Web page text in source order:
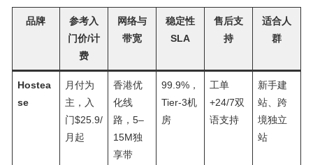
品牌
参考入
门价/计
费
网络与
带宽
稳定性
SLA
售后支
持
适合人
群
Hostea
se
月付为
主，入
门$25.9/
月起
香港优
化线
路，5–
15M独
享带
99.9%，
Tier-3机
房
工单
+24/7双
语支持
新手建
站、跨
境独立
站